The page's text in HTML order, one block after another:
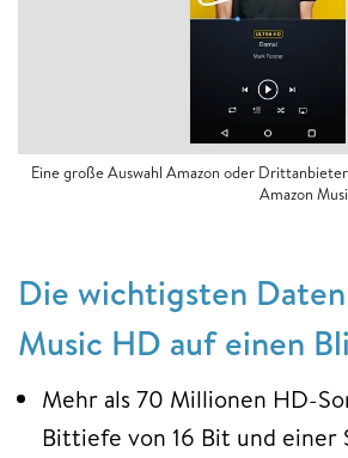
Eine große Auswahl Amazon oder
Amazon
Die wichtigsten
Music HD auf einen
Mehr als 70 Millionen HD-
Bittiefe von 16 Bit und einer